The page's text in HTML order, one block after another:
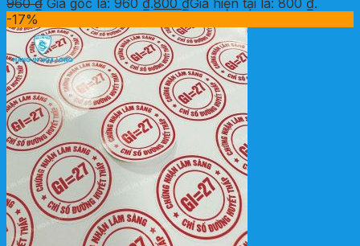
960₫ Giá gốc là: 960 ₫.800 ₫Giá hiện tại là: 800 ₫.
-17%